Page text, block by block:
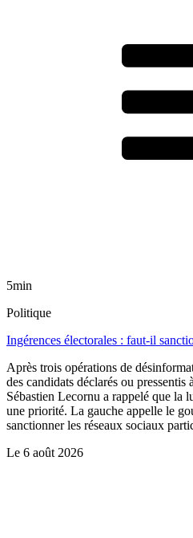
5min
Politique
Ingérences électorales : faut-il
Après trois opérations de
des candidats déclarés ou pressentis
Sébastien Lecornu a rappelé que la
une priorité. La gauche appelle le
sanctionner les réseaux sociaux
Le 6 août 2026